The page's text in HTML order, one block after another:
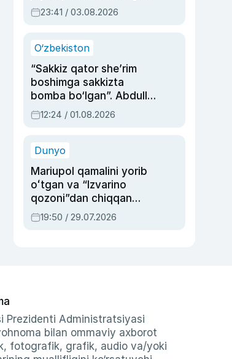
ayolga sud hukmi o‘qildi
23:41 / 03.08.2026
O‘zbekiston
“Sakkiz qator she’rim
boshimga sakkizta
bomba bo‘lgan”. Abdulla
Oripovni siyosiy
ayblovlardan asrab
12:24 / 01.08.2026
Dunyo
Mariupol qamalini yorib
oʻtgan va “Izvarino
qozoni”dan chiqqan
qahramon — Ukraina
armiyasi bosh
19:50 / 29.07.2026
Prezidenti Administratsiyasi
bilan ommaviy axborot
fotografik, grafik, audio va/yoki